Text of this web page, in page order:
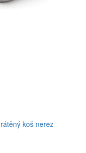
koš nerez